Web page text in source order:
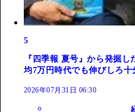
5
『四季報 夏号』から発掘
均7万円時代でも伸びしろ十
2026年07月31日 06:30